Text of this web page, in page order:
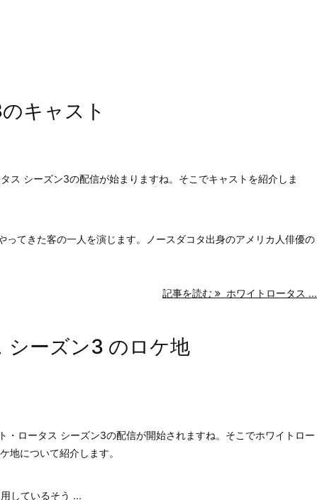
キャスト
ス シーズン3の配信が始まりますね。そこでキャストを紹介しま
ってきた客の一人を演じます。ノースダコタ出身のアメリカ人俳優の
記事を読む ホワイトロータス ...
シーズン3 のロケ地
ロータス シーズン3の配信が開始されますね。そこでホワイトロー
地について紹介します。
しているそう ...